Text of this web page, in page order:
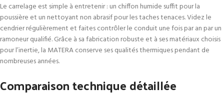
Le carrelage est simple à entretenir : un chiffon humide suffit pour la
poussière et un nettoyant non abrasif pour les taches tenaces. Videz le
cendrier régulièrement et faites contrôler le conduit une fois par an par un
ramoneur qualifié. Grâce à sa fabrication robuste et à ses matériaux choisis
pour l’inertie, la MATERA conserve ses qualités thermiques pendant de
nombreuses années.
Comparaison technique détaillée